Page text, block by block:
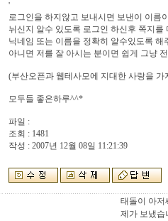
'
로그인을 하지않고 보내시면 보낸이 이름
뉘신지 알수 있도록 로그인 하신후 쪽지를
닉네임 또는 이름을 정확히 알수있도록 해
아니면 저를 잘 아시는 분이면 쉽게 그냥
(부산오픈과 웹테사모에 지대한 사랑을
모두들 좋은하루^^*
파일 :
조회 : 1481
작성 : 2007년 12월 08일 11:21:39
태돌이 아저
제가 보냈습